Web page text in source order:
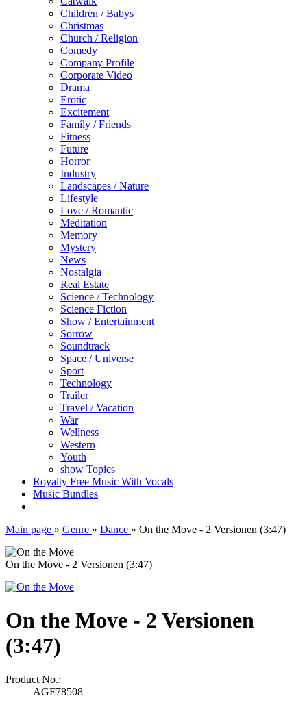
Children / Babys
Christmas
Church / Religion
Comedy
Company Profile
Corporate Video
Drama
Erotic
Excitement
Family / Friends
Fitness
Future
Horror
Industry
Landscapes / Nature
Lifestyle
Love / Romantic
Meditation
Memory
Mystery
News
Nostalgia
Real Estate
Science / Technology
Science Fiction
Show / Entertainment
Sorrow
Soundtrack
Space / Universe
Sport
Technology
Trailer
Travel / Vacation
War
Wellness
Western
Youth
show Topics
Royalty Free Music With Vocals
Music Bundles
Main page » Genre » Dance » On the Move - 2 Versionen (3:47)
On the Move - 2 Versionen (3:47)
On the Move - 2 Versionen
(3:47)
Product No.:
AGF78508